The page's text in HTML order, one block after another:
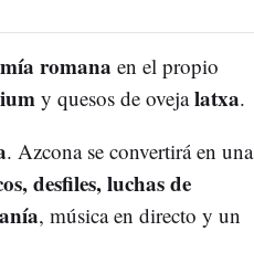
romana en el propio
y quesos de ovejalatxa.
. Azcona se convertirá en una
desfiles, luchas de
, música en directo y un